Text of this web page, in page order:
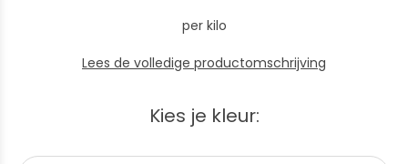
per kilo
Lees de volledige productomschrijving
Kies je kleur: